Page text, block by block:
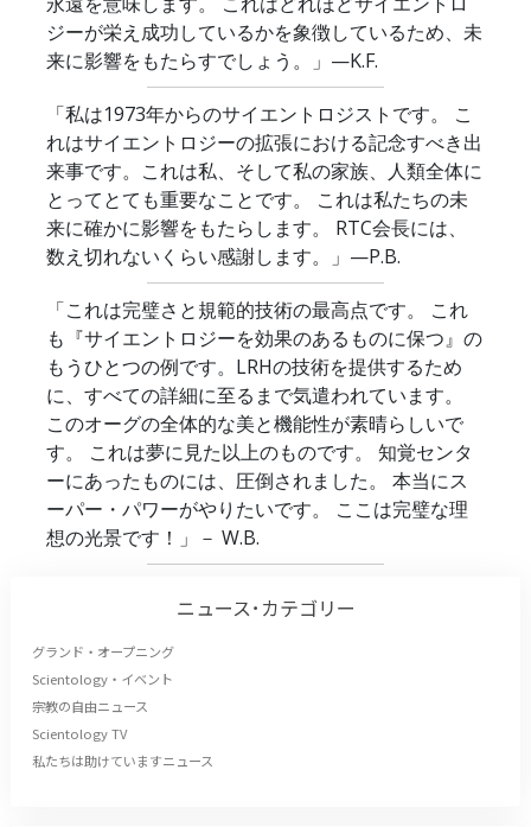
ジーが栄え成功しているかを象徴しているため、未
来に影響をもたらすでしょう。」 —K.F.
「私は1973年からのサイエントロジストです。 こ
れはサイエントロジーの拡張における記念すべき出
来事です。これは私、そして私の家族、人類全体に
とってとても重要なことです。 これは私たちの未
来に確かに影響をもたらします。 RTC会長には、
数え切れないくらい感謝します。」 —P.B.
「これは完璧さと規範的技術の最高点です。 これ
も『サイエントロジーを効果のあるものに保つ』の
もうひとつの例です。LRHの技術を提供するため
に、すべての詳細に至るまで気遣われています。
このオーグの全体的な美と機能性が素晴らしいで
す。 これは夢に見た以上のものです。 知覚センタ
ーにあったものには、圧倒されました。 本当にス
ーパー・パワーがやりたいです。 ここは完璧な理
想の光景です！」 － W.B.
ニュース･カテゴリー
グランド・オープニング
Scientology・イベント
宗教の自由ニュース
Scientology TV
私たちは助けていますニュース